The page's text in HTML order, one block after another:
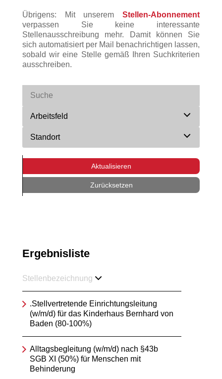
Übrigens: Mit unserem Stellen-Abonnement
verpassen Sie keine interessante
Stellenausschreibung mehr. Damit können Sie
sich automatisiert per Mail benachrichtigen lassen,
sobald wir eine Stelle gemäß Ihren Suchkriterien
ausschreiben.
Arbeitsfeld
Standort
Aktualisieren
Zurücksetzen
Ergebnisliste
Stellenbezeichnung
.Stellvertretende Einrichtungsleitung
(w/m/d) für das Kinderhaus Bernhard von
Baden (80-100%)
Alltagsbegleitung (w/m/d) nach §43b
SGB XI (50%) für Menschen mit
Behinderung